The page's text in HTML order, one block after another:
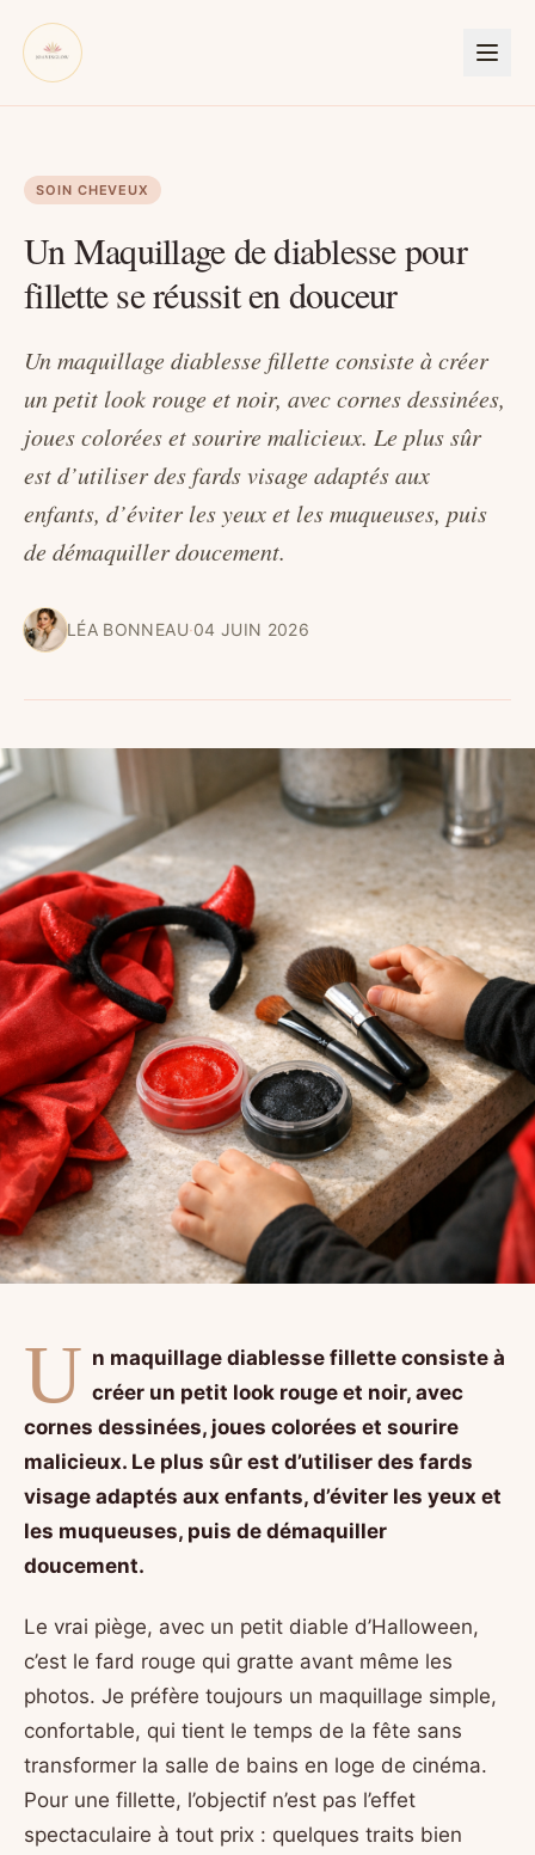
SOIN CHEVEUX
Un Maquillage de diablesse pour
fillette se réussit en douceur
Un maquillage diablesse fillette consiste à créer
un petit look rouge et noir, avec cornes dessinées,
joues colorées et sourire malicieux. Le plus sûr
est d’utiliser des fards visage adaptés aux
enfants, d’éviter les yeux et les muqueuses, puis
de démaquiller doucement.
LÉA BONNEAU·04 JUIN 2026
U n maquillage diablesse fillette consiste à
créer un petit look rouge et noir, avec
cornes dessinées, joues colorées et sourire
malicieux. Le plus sûr est d’utiliser des fards
visage adaptés aux enfants, d’éviter les yeux et
les muqueuses, puis de démaquiller
doucement.
Le vrai piège, avec un petit diable d’Halloween,
c’est le fard rouge qui gratte avant même les
photos. Je préfère toujours un maquillage simple,
confortable, qui tient le temps de la fête sans
transformer la salle de bains en loge de cinéma.
Pour une fillette, l’objectif n’est pas l’effet
spectaculaire à tout prix : quelques traits bien